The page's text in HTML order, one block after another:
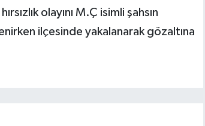
olayını M.Ç isimli şahsın
ilçesinde yakalanarak gözaltına